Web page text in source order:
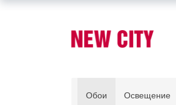
Обои Освещение